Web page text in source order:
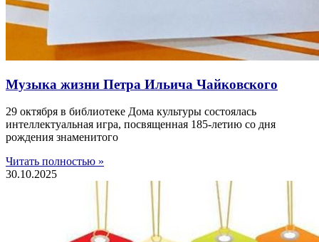
Музыка жизни Петра Ильича Чайковского
29 октября в библиотеке Дома культуры состоялась
интеллектуальная игра, посвященная 185-летию со дня
рождения знаменитого
Читать полностью »
30.10.2025